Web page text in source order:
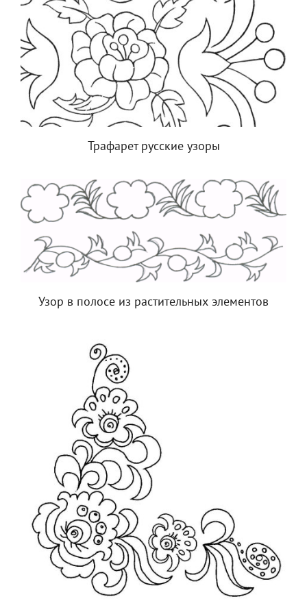
Трафарет русские узоры
Узор в полосе из растительных элементов